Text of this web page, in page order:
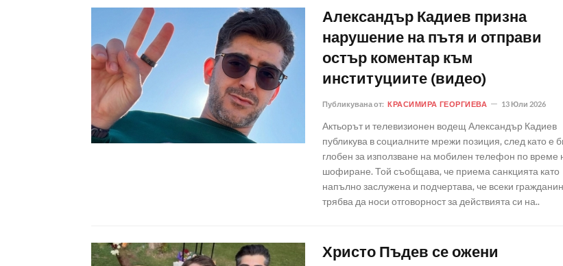
Александър Кадиев призна
нарушение на пътя и отправи
остър коментар към
институциите (видео)
Публикувана от: КРАСИМИРА ГЕОРГИЕВА 13 Юли 2026
Актьорът и телевизионен водещ Александър Кадиев
публикува в социалните мрежи позиция, след като е
глобен за използване на мобилен телефон по време
шофиране. Той съобщава, че приема санкцията като
напълно заслужена и подчертава, че всеки гражданин
трябва да носи отговорност за действията си на..
Христо Пъдев се ожени